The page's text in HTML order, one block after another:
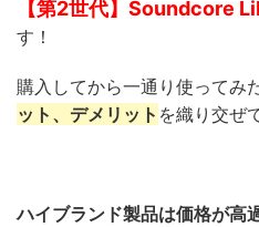
【第2世代】Soundcore
す！
購入してから一通り使ってみ
ット、デメリット を織り交ぜ
ハイブランド製品は価格が高